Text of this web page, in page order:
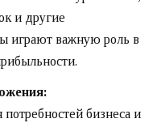
и другие
играют важную роль в
бизнеса и